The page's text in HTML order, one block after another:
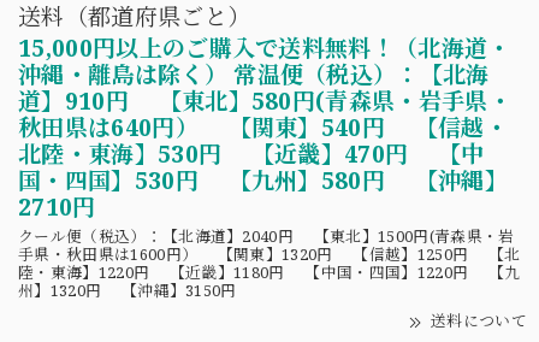
送料（都道府県ごと）
15,000円以上のご購入で送料無料！（北海道・
沖縄・離島は除く） 常温便（税込）：【北海
道】910円 【東北】580円(青森県・岩手県・
秋田県は640円） 【関東】540円 【信越・
北陸・東海】530円 【近畿】470円 【中
国・四国】530円 【九州】580円 【沖縄】
2710円
クール便（税込）：【北海道】2040円 【東北】1500円(青森県・岩
手県・秋田県は1600円） 【関東】1320円 【信越】1250円 【北
陸・東海】1220円 【近畿】1180円 【中国・四国】1220円 【九
州】1320円 【沖縄】3150円
送料について